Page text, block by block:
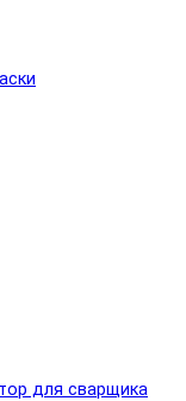
для сварщика